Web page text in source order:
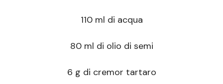
110 ml di acqua
80 ml di olio di semi
6 g di cremor tartaro